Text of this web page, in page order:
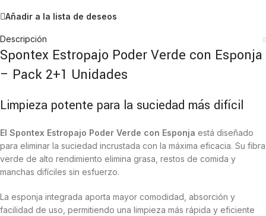
Añadir a la lista de deseos
Descripción
Spontex Estropajo Poder Verde con Esponja
– Pack 2+1 Unidades
Limpieza potente para la suciedad más difícil
El Spontex Estropajo Poder Verde con Esponja está diseñado
para eliminar la suciedad incrustada con la máxima eficacia. Su fibra
verde de alto rendimiento elimina grasa, restos de comida y
manchas difíciles sin esfuerzo.
La esponja integrada aporta mayor comodidad, absorción y
facilidad de uso, permitiendo una limpieza más rápida y eficiente